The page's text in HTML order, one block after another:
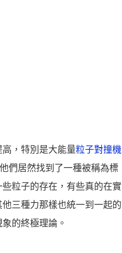
，特別是大能量粒子對撞機
們居然找到了一種被稱為標
粒子的存在，有些真的在實
三種力那樣也統一到一起的
的終極理論。